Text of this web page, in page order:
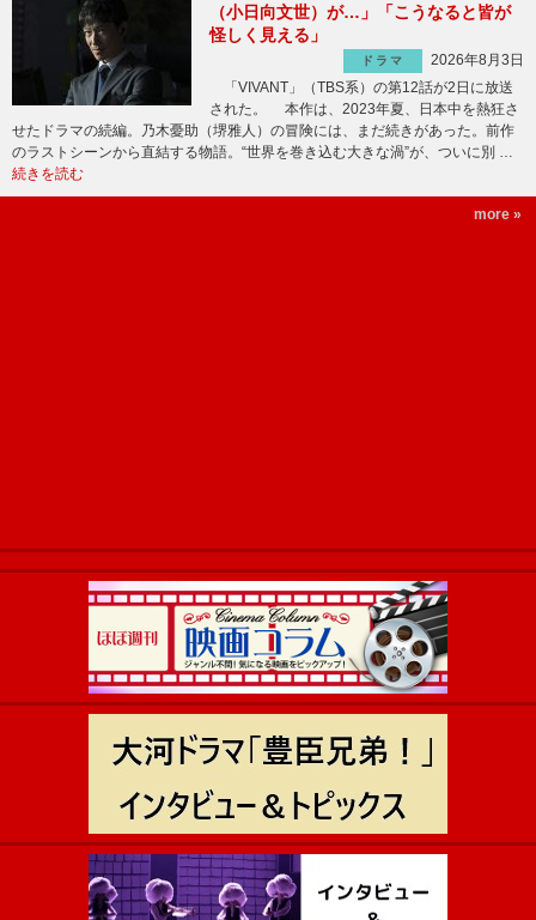
（小日向文世）が…」「こうなると皆が
怪しく見える」
ドラマ
2026年8月3日
「VIVANT」（TBS系）の第12話が2日に放送
された。 本作は、2023年夏、日本中を熱狂さ
せたドラマの続編。乃木憂助（堺雅人）の冒険には、まだ続きがあった。前作
のラストシーンから直結する物語。“世界を巻き込む大きな渦”が、ついに別 …
続きを読む
more »